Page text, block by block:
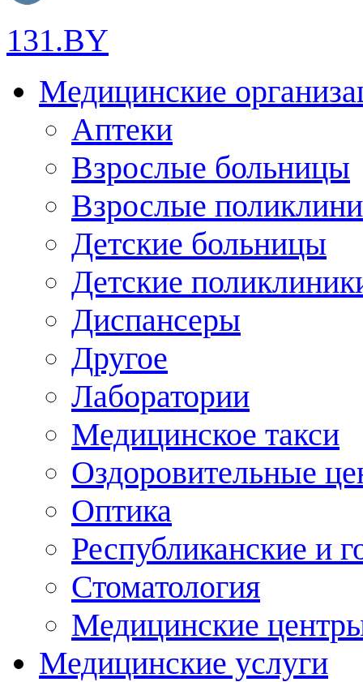
131.BY
Медицинские
Аптеки
Взрослые больницы
Взрослые
Детские больницы
Детские
Диспансеры
Другое
Лаборатории
Медицинское такси
Оздоровительные
Оптика
Республиканские и
Стоматология
Медицинские
Медицинские услуги